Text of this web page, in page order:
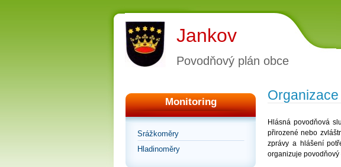
Jankov
Povodňový plán obce
Monitoring
Srážkoměry
Hladinoměry
Hlásná povodňová
přirozené nebo
zprávy a hlášení
organizuje